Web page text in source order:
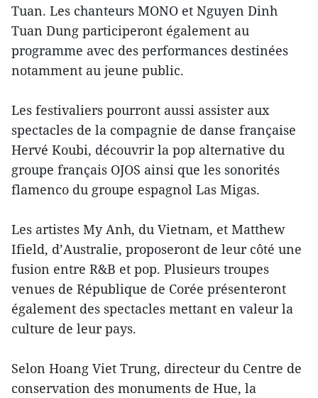
Tuan. Les chanteurs MONO et Nguyen Dinh
Tuan Dung participeront également au
programme avec des performances destinées
notamment au jeune public.
Les festivaliers pourront aussi assister aux
spectacles de la compagnie de danse française
Hervé Koubi, découvrir la pop alternative du
groupe français OJOS ainsi que les sonorités
flamenco du groupe espagnol Las Migas.
Les artistes My Anh, du Vietnam, et Matthew
Ifield, d’Australie, proposeront de leur côté une
fusion entre R&B et pop. Plusieurs troupes
venues de République de Corée présenteront
également des spectacles mettant en valeur la
culture de leur pays.
Selon Hoang Viet Trung, directeur du Centre de
conservation des monuments de Hue, la